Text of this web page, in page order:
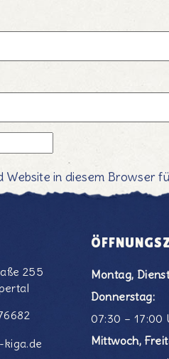
Website in diesem Browser
255
Montag,
Donnerstag:
07:30 – 17:00
Mittwoch,